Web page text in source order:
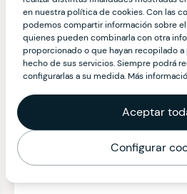
en nuestra política de cookies. Con las
podemos compartir información sobre
quienes pueden combinarla con otra
proporcionado o que hayan recopilado
hecho de sus servicios. Siempre podrá
configurarlas a su medida. Más
Aceptar
Configurar